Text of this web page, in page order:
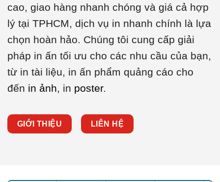
cao, giao hàng nhanh chóng và giá cả hợp
lý tại TPHCM, dịch vụ in nhanh chính là lựa
chọn hoàn hảo. Chúng tôi cung cấp giải
pháp in ấn tối ưu cho các nhu cầu của bạn,
từ in tài liệu, in ấn phẩm quảng cáo cho
đến in ảnh , in poster.
GIỚI THIỆU LIÊN HỆ